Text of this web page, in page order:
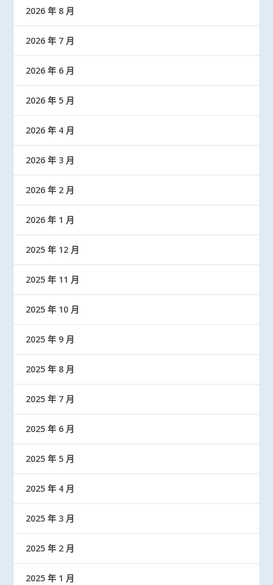
2026 年 8 月
2026 年 7 月
2026 年 6 月
2026 年 5 月
2026 年 4 月
2026 年 3 月
2026 年 2 月
2026 年 1 月
2025 年 12 月
2025 年 11 月
2025 年 10 月
2025 年 9 月
2025 年 8 月
2025 年 7 月
2025 年 6 月
2025 年 5 月
2025 年 4 月
2025 年 3 月
2025 年 2 月
2025 年 1 月